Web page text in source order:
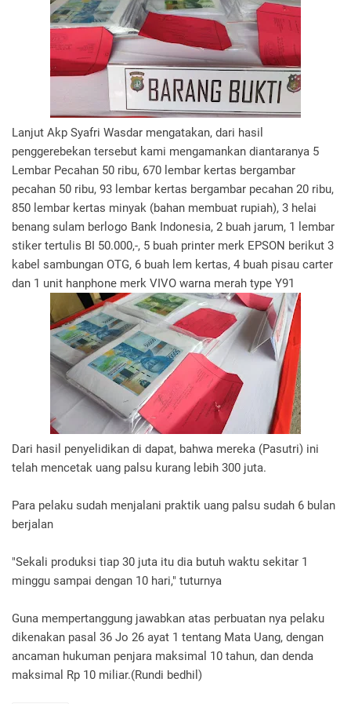
Lanjut Akp Syafri Wasdar mengatakan, dari hasil
penggerebekan tersebut kami mengamankan diantaranya 5
Lembar Pecahan 50 ribu, 670 lembar kertas bergambar
pecahan 50 ribu, 93 lembar kertas bergambar pecahan 20 ribu,
850 lembar kertas minyak (bahan membuat rupiah), 3 helai
benang sulam berlogo Bank Indonesia, 2 buah jarum, 1 lembar
stiker tertulis BI 50.000,-, 5 buah printer merk EPSON berikut 3
kabel sambungan OTG, 6 buah lem kertas, 4 buah pisau carter
dan 1 unit hanphone merk VIVO warna merah type Y91
Dari hasil penyelidikan di dapat, bahwa mereka (Pasutri) ini
telah mencetak uang palsu kurang lebih 300 juta.
Para pelaku sudah menjalani praktik uang palsu sudah 6 bulan
berjalan
"Sekali produksi tiap 30 juta itu dia butuh waktu sekitar 1
minggu sampai dengan 10 hari," tuturnya
Guna mempertanggung jawabkan atas perbuatan nya pelaku
dikenakan pasal 36 Jo 26 ayat 1 tentang Mata Uang, dengan
ancaman hukuman penjara maksimal 10 tahun, dan denda
maksimal Rp 10 miliar.(Rundi bedhil)